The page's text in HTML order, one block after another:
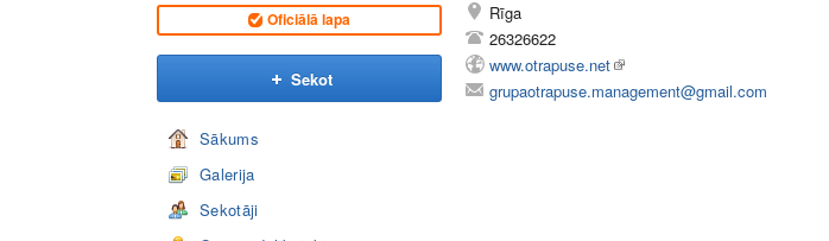
Oficiālā lapa
Sekot
Sākums
Galerija
Sekotāji
Rīga
26326622
www.otrapuse.net
grupaotrapuse.management@gmail.com